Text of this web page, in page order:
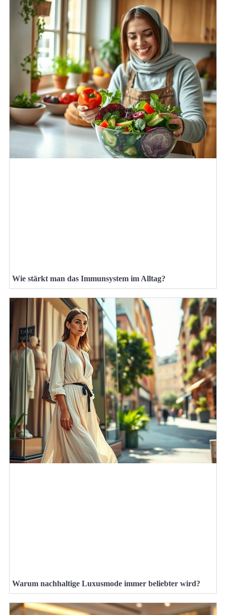
Wie stärkt man das Immunsystem im Alltag?
Warum nachhaltige Luxusmode immer beliebter wird?